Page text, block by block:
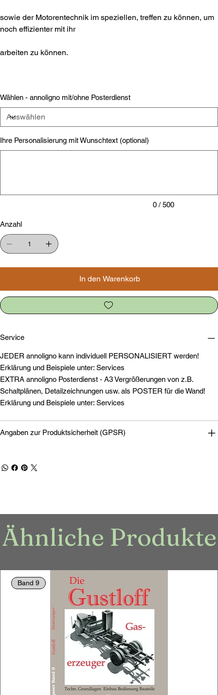
sowie der Motorentechnik im speziellen, treffen zu können, um
noch effizienter mit ihr
arbeiten zu können.
Wählen - annoligno mit/ohne Posterdienst
Ihre Personalisierung mit Wunschtext (optional)
0 / 500
Anzahl
In den Warenkorb
Service
JEDER annoligno kann individuell PERSONALISIERT werden!
Erklärung und Beispiele unter: Services
EXTRA annoligno Posterdienst - A3 Vergrößerungen von z.B.
Schaltplänen, Detailzeichnungen usw. als POSTER für die Wand!
Erklärung und Beispiele unter: Services
Angaben zur Produktsicherheit (GPSR)
Ähnliche Produkte
Band 9